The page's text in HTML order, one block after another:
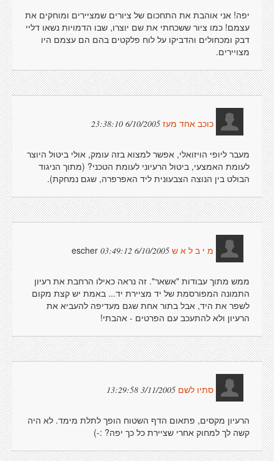
יפה! אני אוהבת את התחכום של ציורים שמציירים ומוחקים את
עצמם! כמו ציור ששכחתי את שם יוצרו, שבו הדמויות נשאו דליי
דבק ומכחולים והדביקו על לוח פלקטים בהם הם עצמם היו
מצויירים.
כוכב אחד מעז 6/10/2005 23:38:10
מעבר ליופי הויזואלי, אפשר למצוא בזה עומק, אולי ביטול היוצר
לעומת האמצעי, ביטול הרעיוני לעומת הטכני? (מתוך הניגוד
הבולט בין הנוצה הצבעונית ליד האפרפרה, שגם נמחקת).
מ י ב ל א ש 6/10/2005 03:49:12
escher
ממש מתוך עבודות "אשאר". זה נראה כאילו הרחבת את רעיון
התמונה המפורסמת של יד מציירת יד... באמת יש קצת מקום
לשפר את היד, אבל בתור אחת שגם מעדיפה להעביא את
הרעיון ולא להתעכב עם הפרטים - אהבתי!
סתיו לשם 3/11/2005 13:29:58
הרעיון מקסים, פתאום הדף השטוח הופך לתלת מימד. לא היה
קשה לך למחוק אחרי שציירת כל כך יפה? :-)